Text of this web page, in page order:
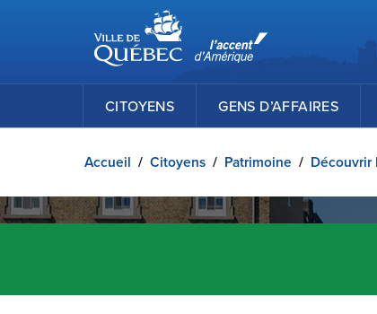
Passer au contenu principal
Ville de Québec
CITOYENS GENS D’AFFAIRES
Accueil / Citoyens / Patrimoine / Découvrir